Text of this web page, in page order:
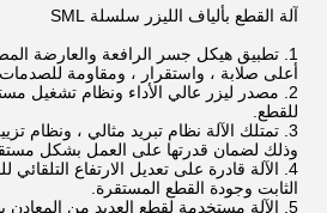
آلة القطع بألياف الليزر سلسلة SML
1. تطبيق هيكل جسر الرافعة والعارضة
أعلى صلابة ، واستقرار ، ومقاومة للصدمات.
2. مصدر ليزر عالي الأداء ونظام تشغيل
للقطع.
3. تمتلك الآلة نظام تبريد مثالي ، ونظام
وذلك لضمان قدرتها على العمل بشكل
4. الآلة قادرة على تعديل الارتفاع
الثابت وجودة القطع المستقرة.
5. الآلة مستخدمة لقطع العديد من